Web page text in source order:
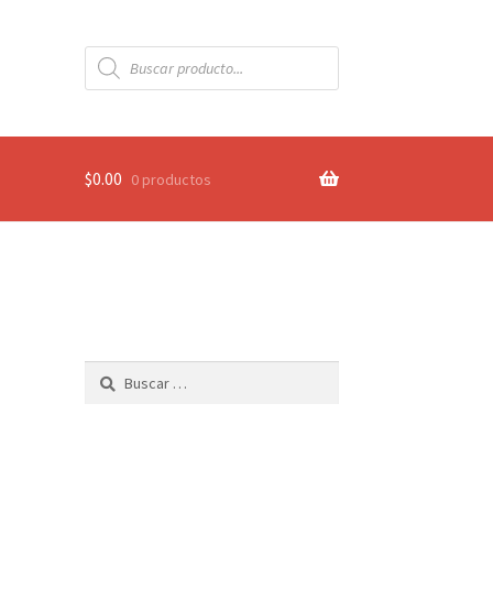
Búsqueda
de
productos
$0.00 0 productos
Buscar: